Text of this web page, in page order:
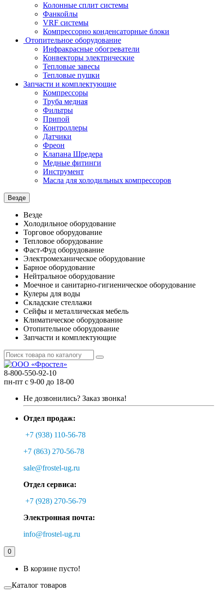
Колонные сплит системы
Фанкойлы
VRF системы
Компрессорно конденсаторные блоки
Отопительное оборудование
Инфракрасные обогреватели
Конвекторы электрические
Тепловые завесы
Тепловые пушки
Запчасти и комплектующие
Компрессоры
Труба медная
Фильтры
Припой
Контроллеры
Датчики
Фреон
Клапана Шредера
Медные фитинги
Инструмент
Масла для холодильных компрессоров
Везде
Везде
Холодильное оборудование
Торговое оборудование
Тепловое оборудование
Фаст-Фуд оборудование
Электромеханическое оборудование
Барное оборудование
Нейтральное оборудование
Моечное и санитарно-гигиеническое оборудование
Кулеры для воды
Складские стеллажи
Сейфы и металлическая мебель
Климатическое оборудование
Отопительное оборудование
Запчасти и комплектующие
8-800-550-92-10
пн-пт с 9-00 до 18-00
Не дозвонились? Заказ звонка!
Отдел продаж:
+7 (938) 110-56-78
+7 (863) 270-56-78
sale@frostel-ug.ru
Отдел сервиса:
+7 (928) 270-56-79
Электронная почта:
info@frostel-ug.ru
0
В корзине пусто!
Каталог товаров